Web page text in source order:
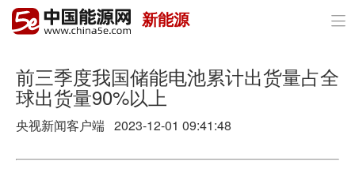
首页
政策与经济
油气
新能源 
前三季度我国储能电池累计出货量占全
球出货量90%以上
央视新闻客户端 2023-12-01 09:41:48